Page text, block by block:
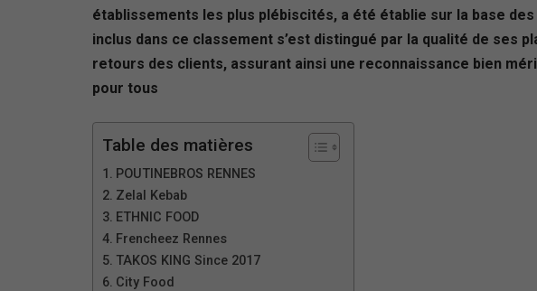
établissements les plus plébiscités, a été établie sur la base
inclus dans ce classement s’est distingué par la qualité de ses
retours des clients, assurant ainsi une reconnaissance bien
pour tous
Table des matières
POUTINEBROS RENNES
Zelal Kebab
ETHNIC FOOD
Frencheez Rennes
TAKOS KING Since 2017
City Food